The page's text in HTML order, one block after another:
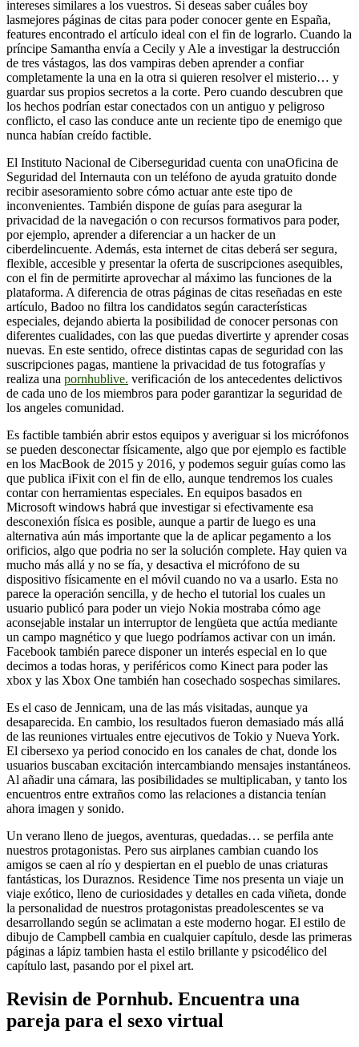
intereses similares a los vuestros. Si deseas saber cuáles boy
lasmejores páginas de citas para poder conocer gente en España,
features encontrado el artículo ideal con el fin de lograrlo. Cuando la
príncipe Samantha envía a Cecily y Ale a investigar la destrucción
de tres vástagos, las dos vampiras deben aprender a confiar
completamente la una en la otra si quieren resolver el misterio… y
guardar sus propios secretos a la corte. Pero cuando descubren que
los hechos podrían estar conectados con un antiguo y peligroso
conflicto, el caso las conduce ante un reciente tipo de enemigo que
nunca habían creído factible.
El Instituto Nacional de Ciberseguridad cuenta con unaOficina de
Seguridad del Internauta con un teléfono de ayuda gratuito donde
recibir asesoramiento sobre cómo actuar ante este tipo de
inconvenientes. También dispone de guías para asegurar la
privacidad de la navegación o con recursos formativos para poder,
por ejemplo, aprender a diferenciar a un hacker de un
ciberdelincuente. Además, esta internet de citas deberá ser segura,
flexible, accesible y presentar la oferta de suscripciones asequibles,
con el fin de permitirte aprovechar al máximo las funciones de la
plataforma. A diferencia de otras páginas de citas reseñadas en este
artículo, Badoo no filtra los candidatos según características
especiales, dejando abierta la posibilidad de conocer personas con
diferentes cualidades, con las que puedas divertirte y aprender cosas
nuevas. En este sentido, ofrece distintas capas de seguridad con las
suscripciones pagas, mantiene la privacidad de tus fotografías y
realiza una pornhublive. verificación de los antecedentes delictivos
de cada uno de los miembros para poder garantizar la seguridad de
los angeles comunidad.
Es factible también abrir estos equipos y averiguar si los micrófonos
se pueden desconectar físicamente, algo que por ejemplo es factible
en los MacBook de 2015 y 2016, y podemos seguir guías como las
que publica iFixit con el fin de ello, aunque tendremos los cuales
contar con herramientas especiales. En equipos basados en
Microsoft windows habrá que investigar si efectivamente esa
desconexión física es posible, aunque a partir de luego es una
alternativa aún más importante que la de aplicar pegamento a los
orificios, algo que podria no ser la solución complete. Hay quien va
mucho más allá y no se fía, y desactiva el micrófono de su
dispositivo físicamente en el móvil cuando no va a usarlo. Esta no
parece la operación sencilla, y de hecho el tutorial los cuales un
usuario publicó para poder un viejo Nokia mostraba cómo age
aconsejable instalar un interruptor de lengüeta que actúa mediante
un campo magnético y que luego podríamos activar con un imán.
Facebook también parece disponer un interés especial en lo que
decimos a todas horas, y periféricos como Kinect para poder las
xbox y las Xbox One también han cosechado sospechas similares.
Es el caso de Jennicam, una de las más visitadas, aunque ya
desaparecida. En cambio, los resultados fueron demasiado más allá
de las reuniones virtuales entre ejecutivos de Tokio y Nueva York.
El cibersexo ya period conocido en los canales de chat, donde los
usuarios buscaban excitación intercambiando mensajes instantáneos.
Al añadir una cámara, las posibilidades se multiplicaban, y tanto los
encuentros entre extraños como las relaciones a distancia tenían
ahora imagen y sonido.
Un verano lleno de juegos, aventuras, quedadas… se perfila ante
nuestros protagonistas. Pero sus airplanes cambian cuando los
amigos se caen al río y despiertan en el pueblo de unas criaturas
fantásticas, los Duraznos. Residence Time nos presenta un viaje un
viaje exótico, lleno de curiosidades y detalles en cada viñeta, donde
la personalidad de nuestros protagonistas preadolescentes se va
desarrollando según se aclimatan a este moderno hogar. El estilo de
dibujo de Campbell cambia en cualquier capítulo, desde las primeras
páginas a lápiz tambien hasta el estilo brillante y psicodélico del
capítulo last, pasando por el pixel art.
Revisin de Pornhub. Encuentra una
pareja para el sexo virtual